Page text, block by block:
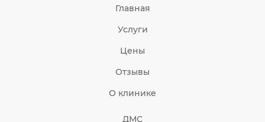
Главная
Услуги
Цены
Отзывы
О клинике
ДМС